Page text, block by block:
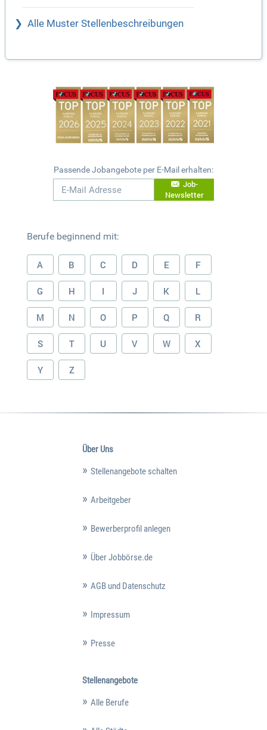
Alle Muster Stellenbeschreibungen
Passende Jobangebote per E-Mail erhalten:
Job-
Newsletter
Berufe beginnend mit:
A B C D E F
G H I J K L
M N O P Q R
S T U V W X
Y Z
Über Uns
Stellenangebote schalten
Arbeitgeber
Bewerberprofil anlegen
Über Jobbörse.de
AGB und Datenschutz
Impressum
Presse
Stellenangebote
Alle Berufe